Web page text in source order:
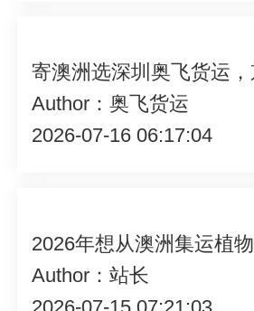
Author：奥飞货运
2026-07-16 06:17:04
Author：站长